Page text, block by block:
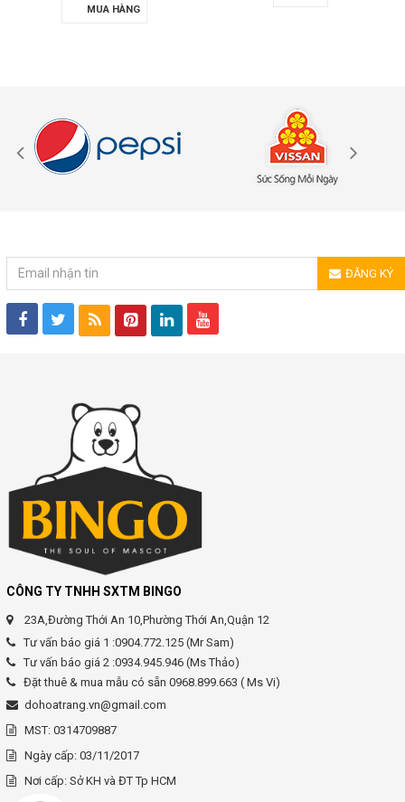
MUA HÀNG
ĐĂNG KÝ
CÔNG TY TNHH SXTM BINGO
23A,Đường Thới An 10,Phường Thới An,Quận 12
Tư vấn báo giá 1 :0904.772.125 (Mr Sam)
Tư vấn báo giá 2 :0934.945.946 (Ms Thảo)
Đặt thuê & mua mẫu có sẵn 0968.899.663 ( Ms Vi)
dohoatrang.vn@gmail.com
MST: 0314709887
Ngày cấp: 03/11/2017
Nơi cấp: Sở KH và ĐT Tp HCM